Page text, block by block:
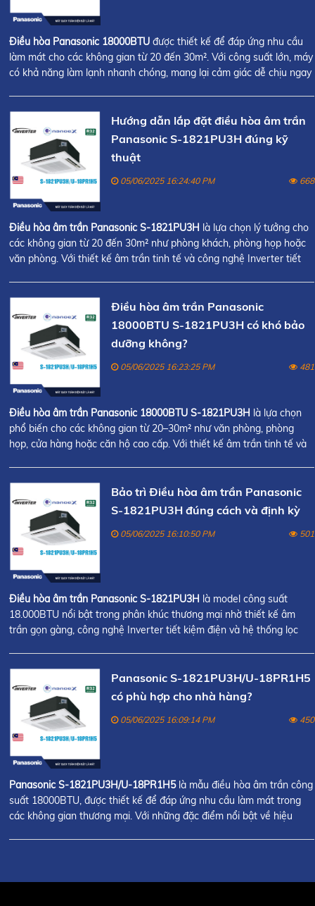
Điều hòa Panasonic 18000BTU được thiết kế để đáp ứng nhu cầu
làm mát cho các không gian từ 20 đến 30m². Với công suất lớn, máy
có khả năng làm lạnh nhanh chóng, mang lại cảm giác dễ chịu ngay
Hướng dẫn lắp đặt điều hòa âm trần
Panasonic S-1821PU3H đúng kỹ
thuật
05/06/2025 16:24:40 PM 668
Điều hòa âm trần Panasonic S-1821PU3H là lựa chọn lý tưởng cho
các không gian từ 20 đến 30m² như phòng khách, phòng họp hoặc
văn phòng. Với thiết kế âm trần tinh tế và công nghệ Inverter tiết
Điều hòa âm trần Panasonic
18000BTU S-1821PU3H có khó bảo
dưỡng không?
05/06/2025 16:23:25 PM 481
Điều hòa âm trần Panasonic 18000BTU S-1821PU3H là lựa chọn
phổ biến cho các không gian từ 20–30m² như văn phòng, phòng
họp, cửa hàng hoặc căn hộ cao cấp. Với thiết kế âm trần tinh tế và
Bảo trì Điều hòa âm trần Panasonic
S-1821PU3H đúng cách và định kỳ
05/06/2025 16:10:50 PM 501
Điều hòa âm trần Panasonic S-1821PU3H là model công suất
18.000BTU nổi bật trong phân khúc thương mại nhờ thiết kế âm
trần gọn gàng, công nghệ Inverter tiết kiệm điện và hệ thống lọc
Panasonic S-1821PU3H/U-18PR1H5
có phù hợp cho nhà hàng?
05/06/2025 16:09:14 PM 450
Panasonic S-1821PU3H/U-18PR1H5là mẫu điều hòa âm trần công
suất 18000BTU, được thiết kế để đáp ứng nhu cầu làm mát trong
các không gian thương mại. Với những đặc điểm nổi bật về hiệu